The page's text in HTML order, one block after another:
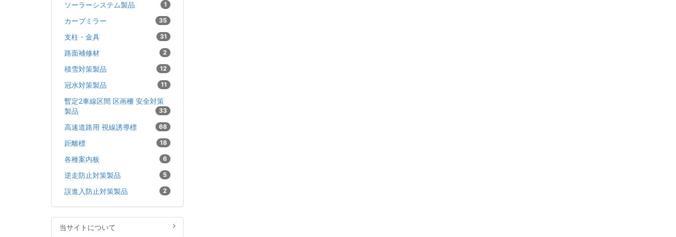
ソーラーシステム製品 1
カーブミラー 35
支柱・金具 31
路面補修材 2
積雪対策製品 12
冠水対策製品 11
暫定2車線区間 区画柵 安全対策
製品
33
高速道路用 視線誘導標 68
距離標 18
各種案内板 6
逆走防止対策製品 5
誤進入防止対策製品 2
当サイトについて